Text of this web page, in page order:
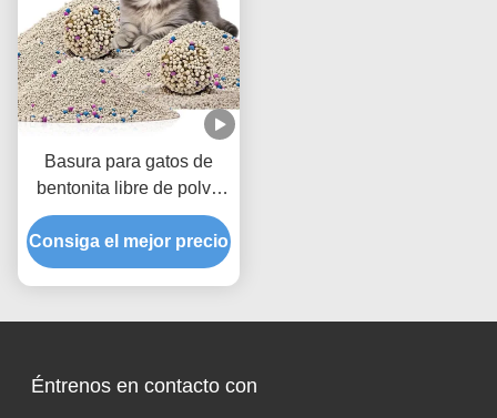
Basura para gatos de
bentonita libre de polvo
con aglomeraciones
fuertes y mejor
eliminación de olores
Consiga el mejor precio
Éntrenos en contacto con